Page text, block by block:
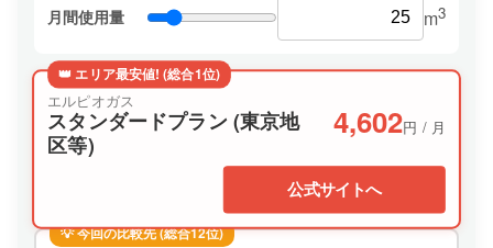
月間使用量 m3
👑 エリア最安値! (総合1位)
エルピオガス
スタンダードプラン (東京地
区等)
4,602円 / 月
公式サイトへ
💡 今回の比較先 (総合12位)